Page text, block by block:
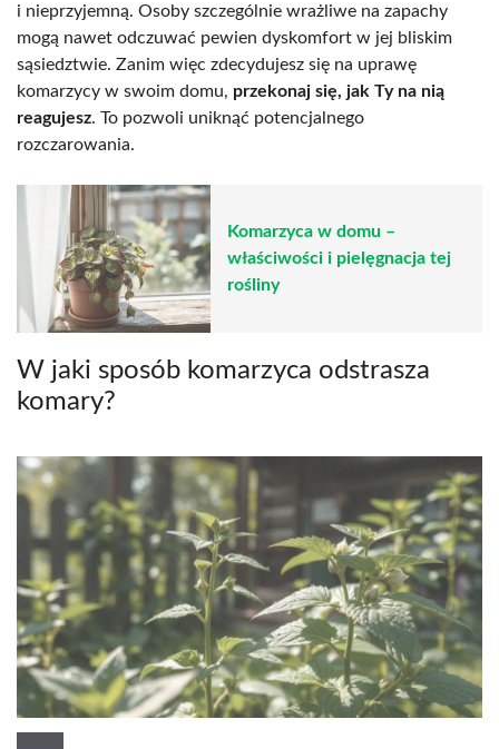
i nieprzyjemną. Osoby szczególnie wrażliwe na zapachy
mogą nawet odczuwać pewien dyskomfort w jej bliskim
sąsiedztwie. Zanim więc zdecydujesz się na uprawę
komarzycy w swoim domu, przekonaj się, jak Ty na nią
reagujesz. To pozwoli uniknąć potencjalnego
rozczarowania.
Komarzyca w domu –
właściwości i pielęgnacja tej
rośliny
W jaki sposób komarzyca odstrasza
komary?